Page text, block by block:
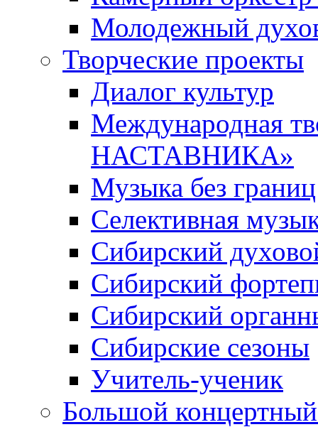
Молодежный
Творческие проекты
Диалог культур
Международная
НАСТАВНИКА»
Музыка без границ
Селективная
Сибирский
Сибирский
Сибирский
Сибирские сезоны
Учитель-ученик
Большой концертный